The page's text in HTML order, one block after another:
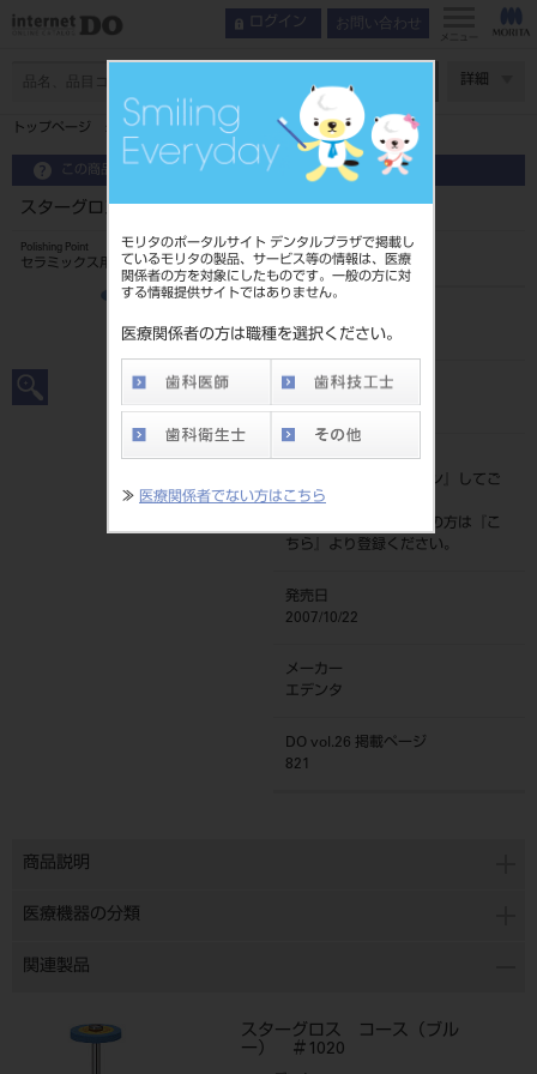
モリタのポータルサイト デンタルプラザで掲載し
ているモリタの製品、サービス等の情報は、医療
関係者の方を対象にしたものです。一般の方に対
する情報提供サイトではありません。
医療関係者の方は職種を選択ください。
≫ 医療関係者でない方はこちら
ログイン お問い合わせ
メニュー
詳細
トップページ スターグロス コース（ブルー） ＃1520
この商品に関するお問い合わせ
スターグロス コース（ブルー） ＃1520
Polishing Point
セラミックス用研磨材
206290181
JAN/EANコード
標準価格
ログイン
』してご
覧ください。
ネット会員登録がまだの方は『
こ
ちら
』より登録ください。
発売日
2007/10/22
メーカー
エデンタ
DO vol.26 掲載ページ
821
商品説明
医療機器の分類
関連製品
スターグロス コース（ブル
ー） ＃1020